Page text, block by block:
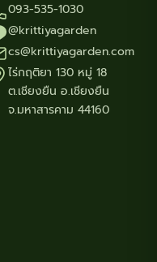
093-535-1030
@krittiyagarden
cs@krittiyagarden.com
ไร่กฤติยา 130 หมู่ 18
ต.เชียงยืน อ.เชียงยืน
จ.มหาสารคาม 44160